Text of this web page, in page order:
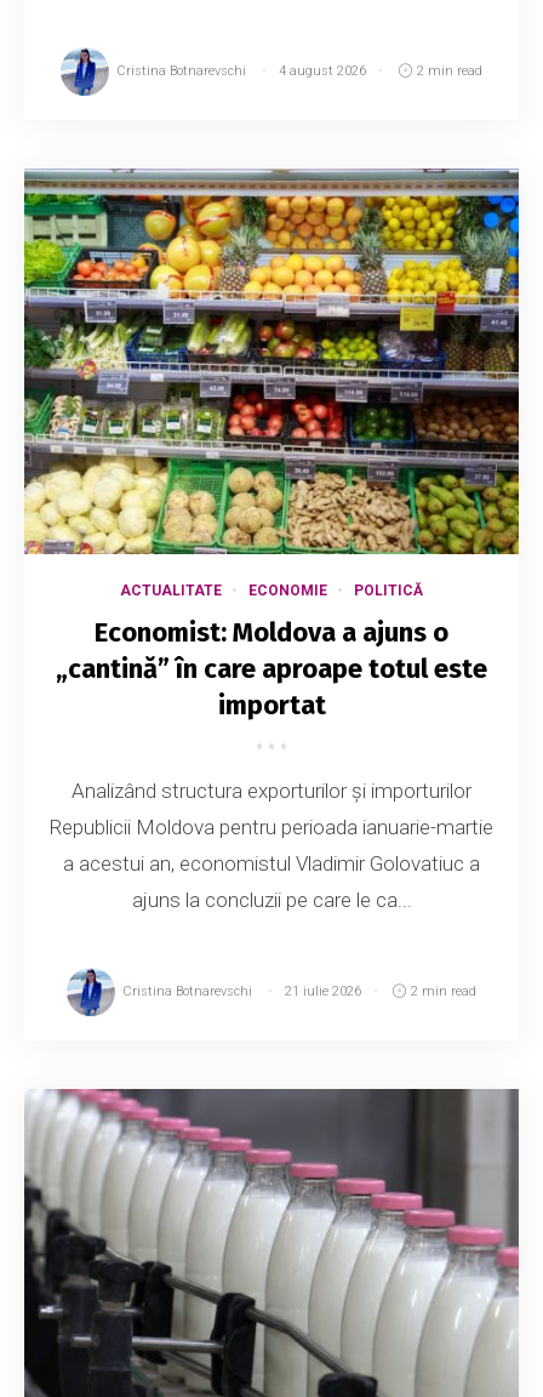
Cristina Botnarevschi 4 august 2026 2 min read
ACTUALITATE ECONOMIE POLITICĂ
Economist: Moldova a ajuns o
„cantină” în care aproape totul este
importat
Analizând structura exporturilor și importurilor
Republicii Moldova pentru perioada ianuarie-martie
a acestui an, economistul Vladimir Golovatiuc a
ajuns la concluzii pe care le ca...
Cristina Botnarevschi 21 iulie 2026 2 min read